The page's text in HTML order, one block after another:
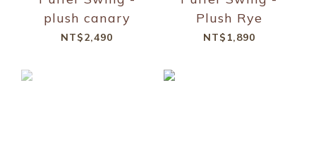
plush canary
NT$2,490
Plush Rye
NT$1,890